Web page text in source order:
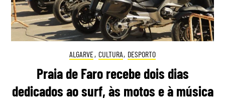
ALGARVE, CULTURA, DESPORTO
Praia de Faro recebe dois dias
dedicados ao surf, às motos e à música